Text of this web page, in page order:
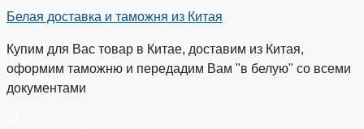
Белая доставка и таможня из Китая
Купим для Вас товар в Китае, доставим из Китая,
оформим таможню и передадим Вам "в белую" со всеми
документами